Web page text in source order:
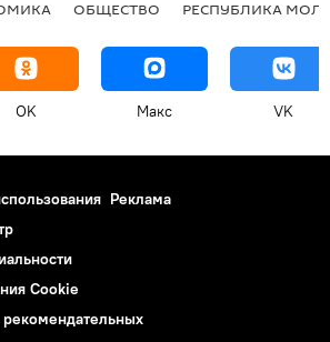
ОБЩЕСТВО РЕСПУБЛИКА
OK Макс VK
Реклама
Cookie